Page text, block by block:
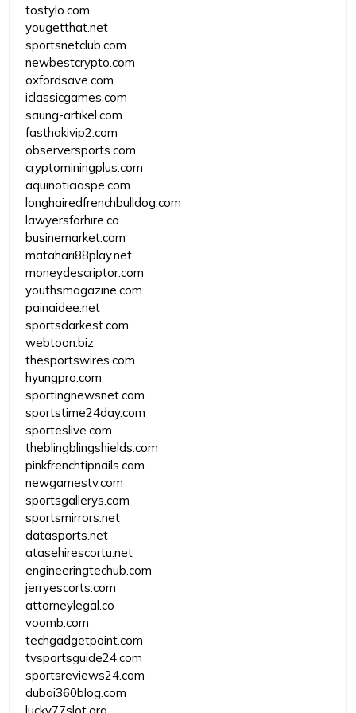
tostylo.com
yougetthat.net
sportsnetclub.com
newbestcrypto.com
oxfordsave.com
iclassicgames.com
saung-artikel.com
fasthokivip2.com
observersports.com
cryptominingplus.com
aquinoticiaspe.com
longhairedfrenchbulldog.com
lawyersforhire.co
businemarket.com
matahari88play.net
moneydescriptor.com
youthsmagazine.com
painaidee.net
sportsdarkest.com
webtoon.biz
thesportswires.com
hyungpro.com
sportingnewsnet.com
sportstime24day.com
sporteslive.com
theblingblingshields.com
pinkfrenchtipnails.com
newgamestv.com
sportsgallerys.com
sportsmirrors.net
datasports.net
atasehirescortu.net
engineeringtechub.com
jerryescorts.com
attorneylegal.co
voomb.com
techgadgetpoint.com
tvsportsguide24.com
sportsreviews24.com
dubai360blog.com